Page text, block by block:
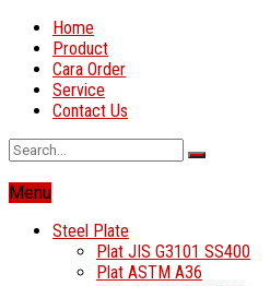
Home
Product
Cara Order
Service
Contact Us
Menu
Steel Plate
Plat JIS G3101 SS400
Plat ASTM A36